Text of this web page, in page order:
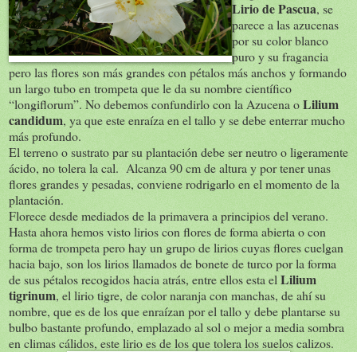
Lirio de Pascua, se
parece a las azucenas
por su color blanco
puro y su fragancia
pero las flores son más grandes con pétalos más anchos y formando
un largo tubo en trompeta que le da su nombre científico
“longiflorum”. No debemos confundirlo con la Azucena oLilium
candidum, ya que este enraíza en el tallo y se debe enterrar mucho
más profundo.
El terreno o sustrato par su plantación debe ser neutro o ligeramente
ácido, no tolera la cal. Alcanza 90 cm de altura y por tener unas
flores grandes y pesadas, conviene rodrigarlo en el momento de la
plantación.
Florece desde mediados de la primavera a principios del verano.
Hasta ahora hemos visto lirios con flores de forma abierta o con
forma de trompeta pero hay un grupo de lirios cuyas flores cuelgan
hacia bajo, son los lirios llamados de bonete de turco por la forma
de sus pétalos recogidos hacia atrás, entre ellos esta el Lilium
tigrinum, el lirio tigre, de color naranja con manchas, de ahí su
nombre, que es de los que enraízan por el tallo y debe plantarse su
bulbo bastante profundo, emplazado al sol o mejor a media sombra
en climas cálidos, este lirio es de los que tolera los suelos calizos.